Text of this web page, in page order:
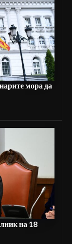
мора да
на 18